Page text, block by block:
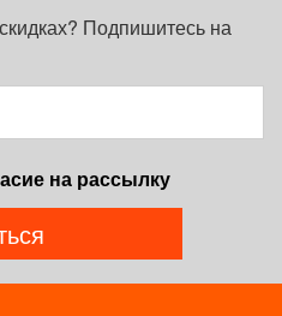
Подпишитесь на
на рассылку